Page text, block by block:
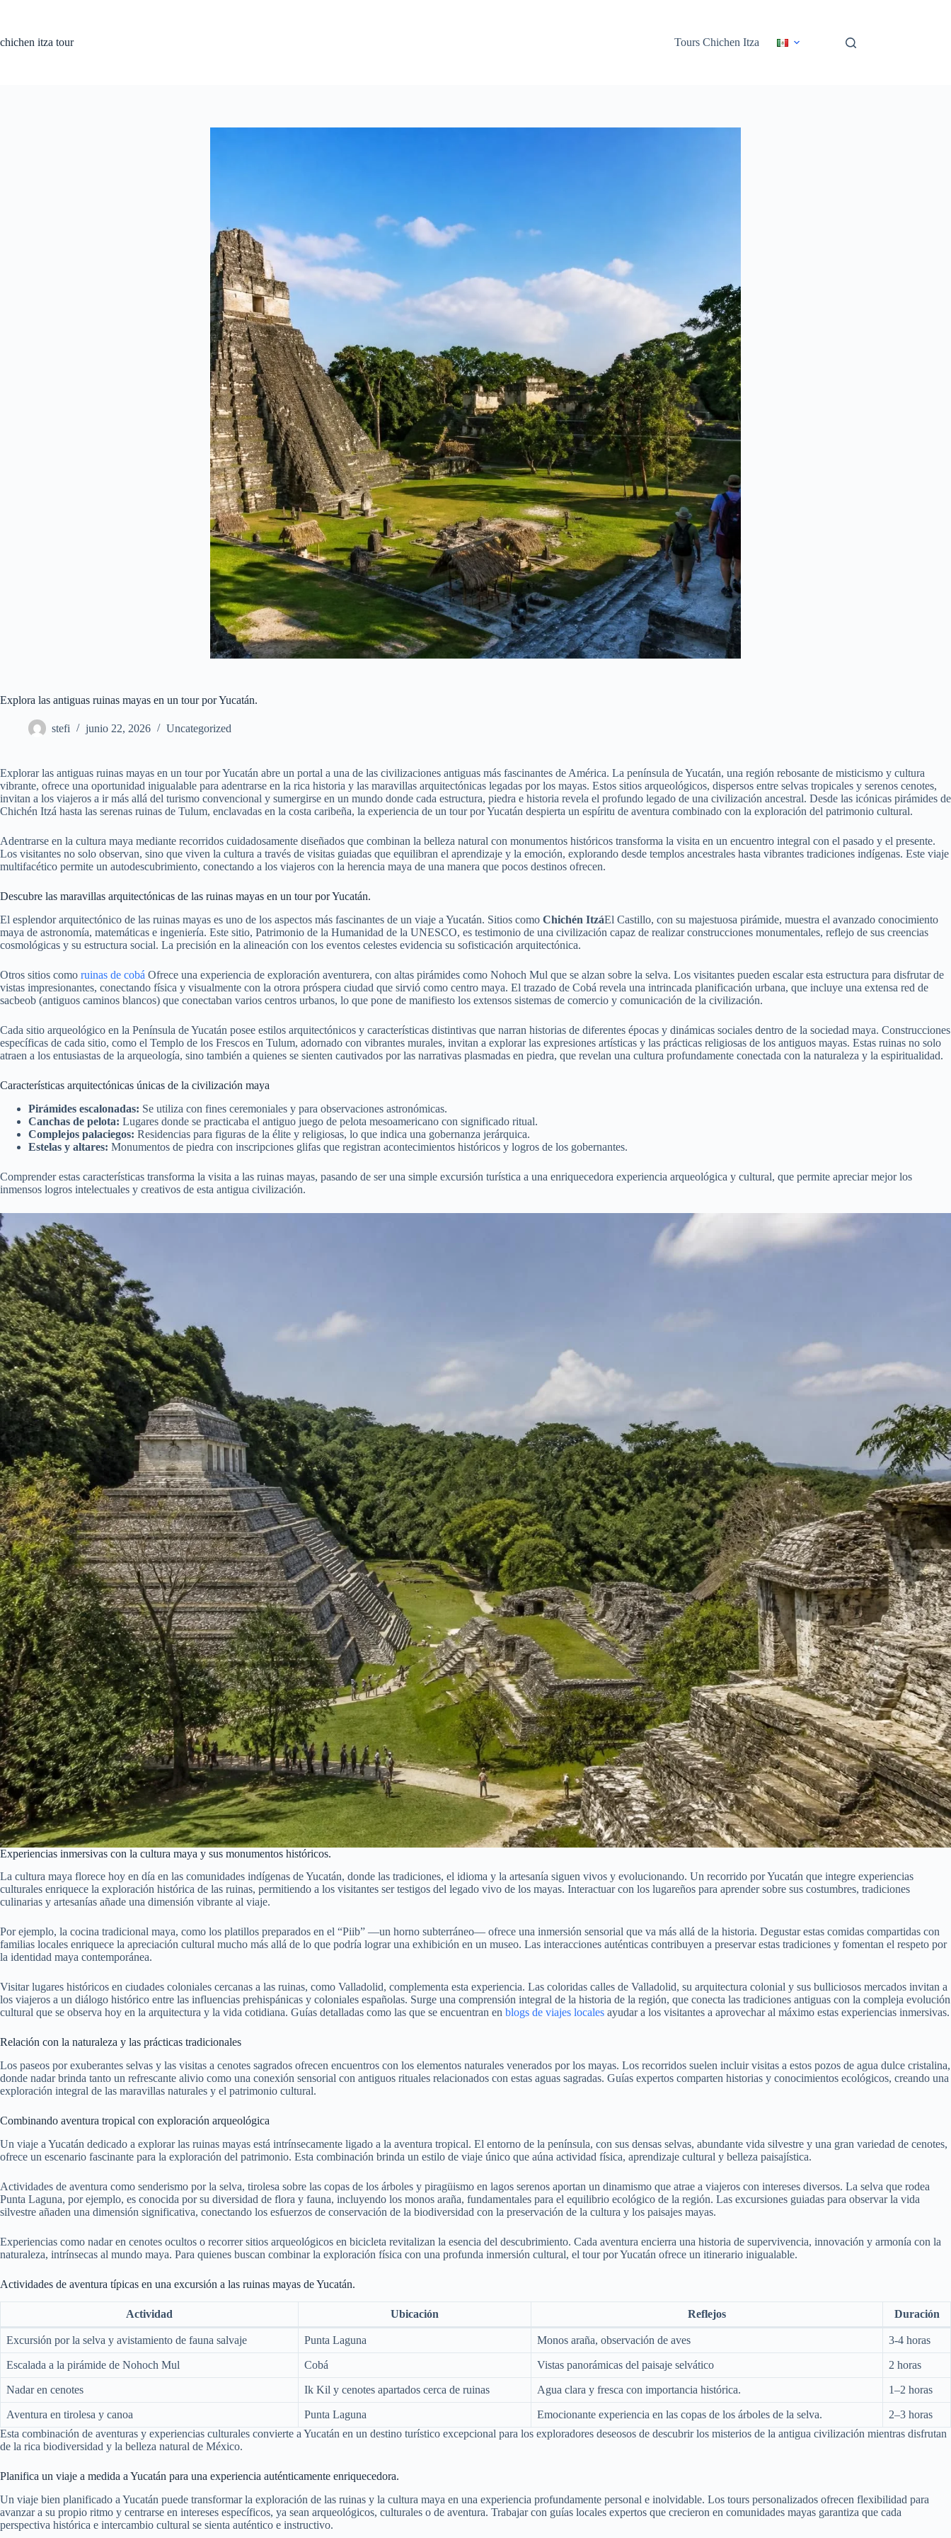
chichen itza tour
Tours Chichen Itza
Explora las antiguas ruinas mayas en un tour por Yucatán.
stefi junio 22, 2026 Uncategorized
Explorar las antiguas ruinas mayas en un tour por Yucatán abre un portal a una de las civilizaciones antiguas más fascinantes de América. La península de Yucatán, una región rebosante de misticismo y cultura
vibrante, ofrece una oportunidad inigualable para adentrarse en la rica historia y las maravillas arquitectónicas legadas por los mayas. Estos sitios arqueológicos, dispersos entre selvas tropicales y serenos cenotes,
invitan a los viajeros a ir más allá del turismo convencional y sumergirse en un mundo donde cada estructura, piedra e historia revela el profundo legado de una civilización ancestral. Desde las icónicas pirámides de
Chichén Itzá hasta las serenas ruinas de Tulum, enclavadas en la costa caribeña, la experiencia de un tour por Yucatán despierta un espíritu de aventura combinado con la exploración del patrimonio cultural.
Adentrarse en la cultura maya mediante recorridos cuidadosamente diseñados que combinan la belleza natural con monumentos históricos transforma la visita en un encuentro integral con el pasado y el presente.
Los visitantes no solo observan, sino que viven la cultura a través de visitas guiadas que equilibran el aprendizaje y la emoción, explorando desde templos ancestrales hasta vibrantes tradiciones indígenas. Este viaje
multifacético permite un autodescubrimiento, conectando a los viajeros con la herencia maya de una manera que pocos destinos ofrecen.
Descubre las maravillas arquitectónicas de las ruinas mayas en un tour por Yucatán.
El esplendor arquitectónico de las ruinas mayas es uno de los aspectos más fascinantes de un viaje a Yucatán. Sitios como Chichén ItzáEl Castillo, con su majestuosa pirámide, muestra el avanzado conocimiento
maya de astronomía, matemáticas e ingeniería. Este sitio, Patrimonio de la Humanidad de la UNESCO, es testimonio de una civilización capaz de realizar construcciones monumentales, reflejo de sus creencias
cosmológicas y su estructura social. La precisión en la alineación con los eventos celestes evidencia su sofisticación arquitectónica.
Otros sitios como ruinas de cobá Ofrece una experiencia de exploración aventurera, con altas pirámides como Nohoch Mul que se alzan sobre la selva. Los visitantes pueden escalar esta estructura para disfrutar de
vistas impresionantes, conectando física y visualmente con la otrora próspera ciudad que sirvió como centro maya. El trazado de Cobá revela una intrincada planificación urbana, que incluye una extensa red de
sacbeob (antiguos caminos blancos) que conectaban varios centros urbanos, lo que pone de manifiesto los extensos sistemas de comercio y comunicación de la civilización.
Cada sitio arqueológico en la Península de Yucatán posee estilos arquitectónicos y características distintivas que narran historias de diferentes épocas y dinámicas sociales dentro de la sociedad maya. Construcciones
específicas de cada sitio, como el Templo de los Frescos en Tulum, adornado con vibrantes murales, invitan a explorar las expresiones artísticas y las prácticas religiosas de los antiguos mayas. Estas ruinas no solo
atraen a los entusiastas de la arqueología, sino también a quienes se sienten cautivados por las narrativas plasmadas en piedra, que revelan una cultura profundamente conectada con la naturaleza y la espiritualidad.
Características arquitectónicas únicas de la civilización maya
Pirámides escalonadas: Se utiliza con fines ceremoniales y para observaciones astronómicas.
Canchas de pelota: Lugares donde se practicaba el antiguo juego de pelota mesoamericano con significado ritual.
Complejos palaciegos: Residencias para figuras de la élite y religiosas, lo que indica una gobernanza jerárquica.
Estelas y altares: Monumentos de piedra con inscripciones glifas que registran acontecimientos históricos y logros de los gobernantes.
Comprender estas características transforma la visita a las ruinas mayas, pasando de ser una simple excursión turística a una enriquecedora experiencia arqueológica y cultural, que permite apreciar mejor los
inmensos logros intelectuales y creativos de esta antigua civilización.
Experiencias inmersivas con la cultura maya y sus monumentos históricos.
La cultura maya florece hoy en día en las comunidades indígenas de Yucatán, donde las tradiciones, el idioma y la artesanía siguen vivos y evolucionando. Un recorrido por Yucatán que integre experiencias
culturales enriquece la exploración histórica de las ruinas, permitiendo a los visitantes ser testigos del legado vivo de los mayas. Interactuar con los lugareños para aprender sobre sus costumbres, tradiciones
culinarias y artesanías añade una dimensión vibrante al viaje.
Por ejemplo, la cocina tradicional maya, como los platillos preparados en el “Piib” —un horno subterráneo— ofrece una inmersión sensorial que va más allá de la historia. Degustar estas comidas compartidas con
familias locales enriquece la apreciación cultural mucho más allá de lo que podría lograr una exhibición en un museo. Las interacciones auténticas contribuyen a preservar estas tradiciones y fomentan el respeto por
la identidad maya contemporánea.
Visitar lugares históricos en ciudades coloniales cercanas a las ruinas, como Valladolid, complementa esta experiencia. Las coloridas calles de Valladolid, su arquitectura colonial y sus bulliciosos mercados invitan a
los viajeros a un diálogo histórico entre las influencias prehispánicas y coloniales españolas. Surge una comprensión integral de la historia de la región, que conecta las tradiciones antiguas con la compleja evolución
cultural que se observa hoy en la arquitectura y la vida cotidiana. Guías detalladas como las que se encuentran en blogs de viajes locales ayudar a los visitantes a aprovechar al máximo estas experiencias inmersivas.
Relación con la naturaleza y las prácticas tradicionales
Los paseos por exuberantes selvas y las visitas a cenotes sagrados ofrecen encuentros con los elementos naturales venerados por los mayas. Los recorridos suelen incluir visitas a estos pozos de agua dulce cristalina,
donde nadar brinda tanto un refrescante alivio como una conexión sensorial con antiguos rituales relacionados con estas aguas sagradas. Guías expertos comparten historias y conocimientos ecológicos, creando una
exploración integral de las maravillas naturales y el patrimonio cultural.
Combinando aventura tropical con exploración arqueológica
Un viaje a Yucatán dedicado a explorar las ruinas mayas está intrínsecamente ligado a la aventura tropical. El entorno de la península, con sus densas selvas, abundante vida silvestre y una gran variedad de cenotes,
ofrece un escenario fascinante para la exploración del patrimonio. Esta combinación brinda un estilo de viaje único que aúna actividad física, aprendizaje cultural y belleza paisajística.
Actividades de aventura como senderismo por la selva, tirolesa sobre las copas de los árboles y piragüismo en lagos serenos aportan un dinamismo que atrae a viajeros con intereses diversos. La selva que rodea
Punta Laguna, por ejemplo, es conocida por su diversidad de flora y fauna, incluyendo los monos araña, fundamentales para el equilibrio ecológico de la región. Las excursiones guiadas para observar la vida
silvestre añaden una dimensión significativa, conectando los esfuerzos de conservación de la biodiversidad con la preservación de la cultura y los paisajes mayas.
Experiencias como nadar en cenotes ocultos o recorrer sitios arqueológicos en bicicleta revitalizan la esencia del descubrimiento. Cada aventura encierra una historia de supervivencia, innovación y armonía con la
naturaleza, intrínsecas al mundo maya. Para quienes buscan combinar la exploración física con una profunda inmersión cultural, el tour por Yucatán ofrece un itinerario inigualable.
Actividades de aventura típicas en una excursión a las ruinas mayas de Yucatán.
Actividad Ubicación Reflejos Duración
Excursión por la selva y avistamiento de fauna salvaje Punta Laguna Monos araña, observación de aves 3-4 horas
Escalada a la pirámide de Nohoch Mul Cobá Vistas panorámicas del paisaje selvático 2 horas
Nadar en cenotes Ik Kil y cenotes apartados cerca de ruinas Agua clara y fresca con importancia histórica. 1–2 horas
Aventura en tirolesa y canoa Punta Laguna Emocionante experiencia en las copas de los árboles de la selva.
2–3 horas
Esta combinación de aventuras y experiencias culturales convierte a Yucatán en un destino turístico excepcional para los exploradores deseosos de descubrir los misterios de la antigua civilización mientras disfrutan
de la rica biodiversidad y la belleza natural de México.
Planifica un viaje a medida a Yucatán para una experiencia auténticamente enriquecedora.
Un viaje bien planificado a Yucatán puede transformar la exploración de las ruinas y la cultura maya en una experiencia profundamente personal e inolvidable. Los tours personalizados ofrecen flexibilidad para
avanzar a su propio ritmo y centrarse en intereses específicos, ya sean arqueológicos, culturales o de aventura. Trabajar con guías locales expertos que crecieron en comunidades mayas garantiza que cada
perspectiva histórica e intercambio cultural se sienta auténtico e instructivo.